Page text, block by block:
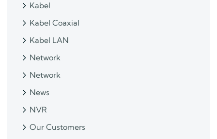
Kabel
Kabel Coaxial
Kabel LAN
Network
Network
News
NVR
Our Customers